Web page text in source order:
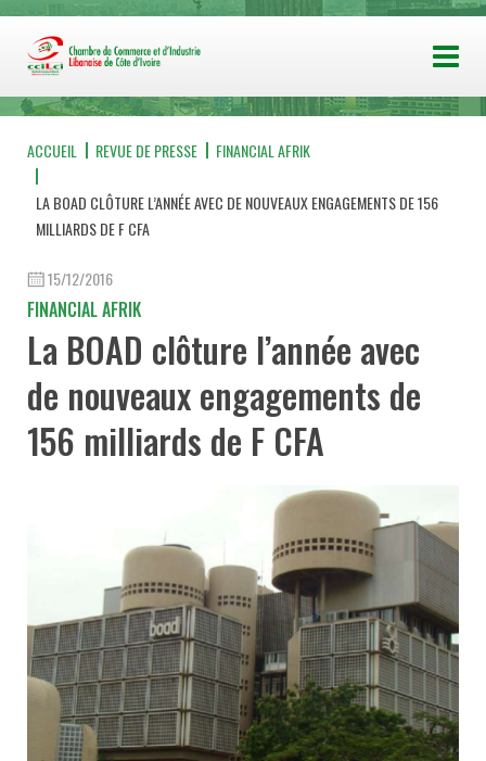
ACCUEIL REVUE DE PRESSE FINANCIAL AFRIK
LA BOAD CLÔTURE L’ANNÉE AVEC DE NOUVEAUX ENGAGEMENTS DE 156
MILLIARDS DE F CFA
15/12/2016
FINANCIAL AFRIK
La BOAD clôture l’année avec
de nouveaux engagements de
156 milliards de F CFA